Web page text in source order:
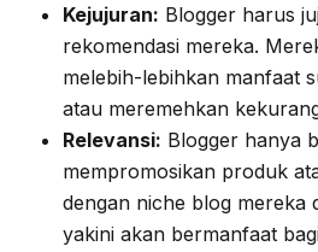
Kejujuran: Blogger harus
rekomendasi mereka.
melebih-lebihkan manfaat
atau meremehkan
Relevansi: Blogger hanya
mempromosikan produk
dengan niche blog mereka
yakini akan bermanfaat